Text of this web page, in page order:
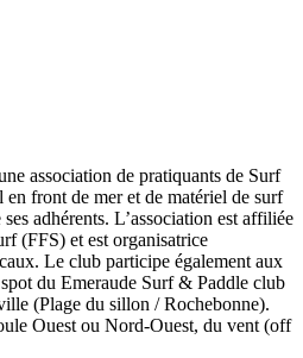
association de pratiquants de Surf
en front de mer et de matériel de surf
adhérents. L’association est affiliée
(FFS) et est organisatrice
Le club participe également aux
du Emeraude Surf & Paddle club
(Plage du sillon / Rochebonne).
Ouest ou Nord-Ouest, du vent (off